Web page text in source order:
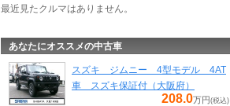
最近見たクルマはありません。
あなたにオススメの中古車
スズキ ジムニー 4型モデル 4AT
車 スズキ保証付（大阪府）
208.0万円(税込)